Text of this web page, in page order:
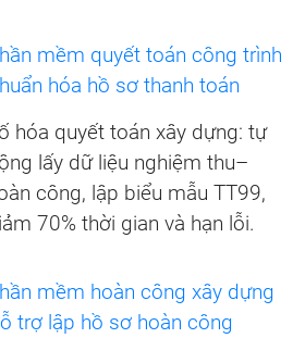
mềm quyết toán công trình
hóa hồ sơ thanh toán
hóa quyết toán xây dựng: tự
lấy dữ liệu nghiệm thu–
công, lập biểu mẫu TT99,
70% thời gian và hạn lỗi.
mềm hoàn công xây dựng
trợ lập hồ sơ hoàn công